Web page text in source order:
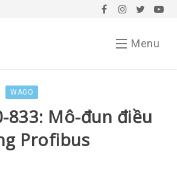
Menu
WAGO
833: Mô-đun điều
Profibus